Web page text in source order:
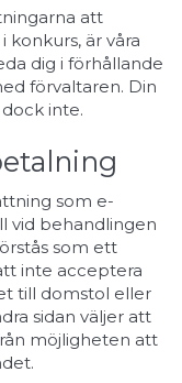
att
är våra
dig i förhållande
förvaltaren. Din
inte.
som e-
vid behandlingen
som ett
inte acceptera
till domstol eller
sidan väljer att
möjligheten att